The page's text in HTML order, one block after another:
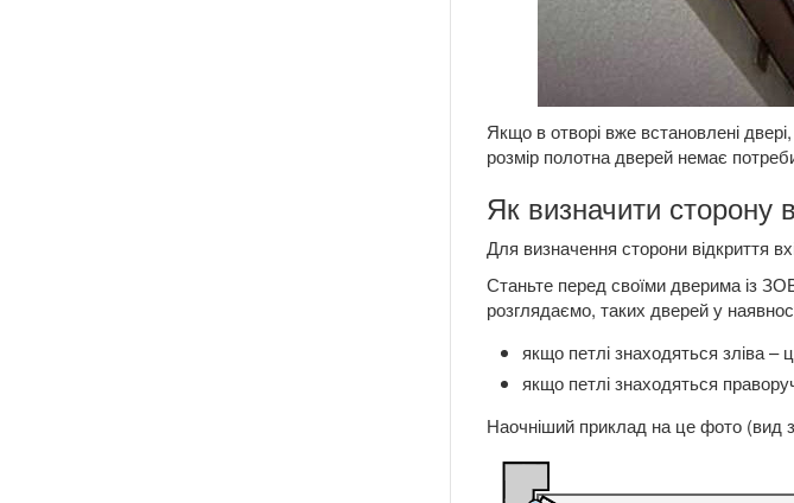
Якщо в отворі вже встановлені
розмір полотна дверей немає
Як визначити сторону
Для визначення сторони відкриття
Станьте перед своїми дверима із
розглядаємо, таких дверей у
якщо петлі знаходяться зліва –
якщо петлі знаходяться
Наочніший приклад на це фото (вид